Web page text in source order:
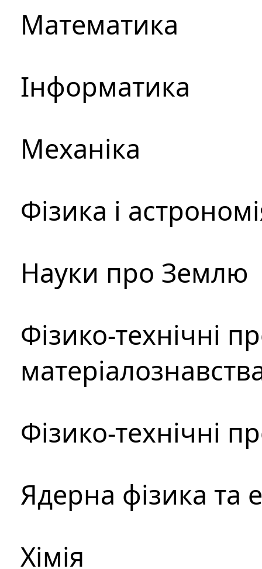
Математика
Інформатика
Механіка
Фізика і
Науки про Землю
Фізико-технічні
Фізико-технічні
Ядерна фізика та
Хімія